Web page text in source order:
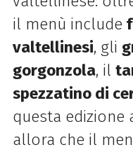
il menù include
valtellinesi, gli
gorgonzola, il
spezzatino di
questa edizione
allora che il